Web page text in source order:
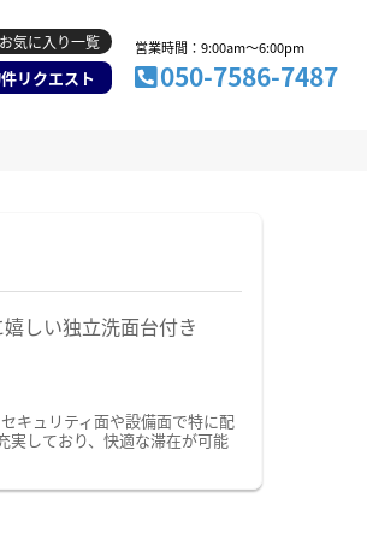
お気に入り一覧
リクエスト
営業時間：9:00am～6:00pm
050-7586-7487
しい独立洗面台付き
キュリティ面や設備面で特に配
実しており、快適な滞在が可能